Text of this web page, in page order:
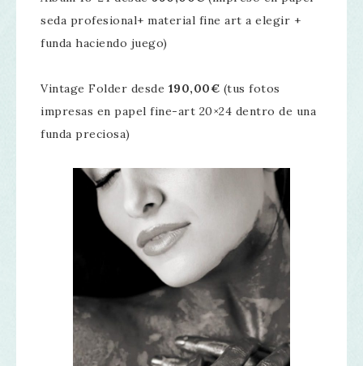
seda profesional+ material fine art a elegir +
funda haciendo juego)
Vintage Folder desde 190,00€ (tus fotos
impresas en papel fine-art 20×24 dentro de una
funda preciosa)